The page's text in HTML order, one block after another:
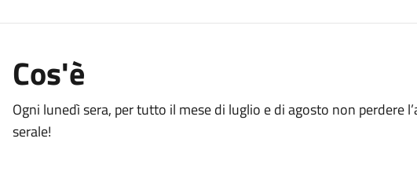
Cos'è
Ogni lunedì sera, per tutto il mese di luglio e di agosto non perdere
serale!